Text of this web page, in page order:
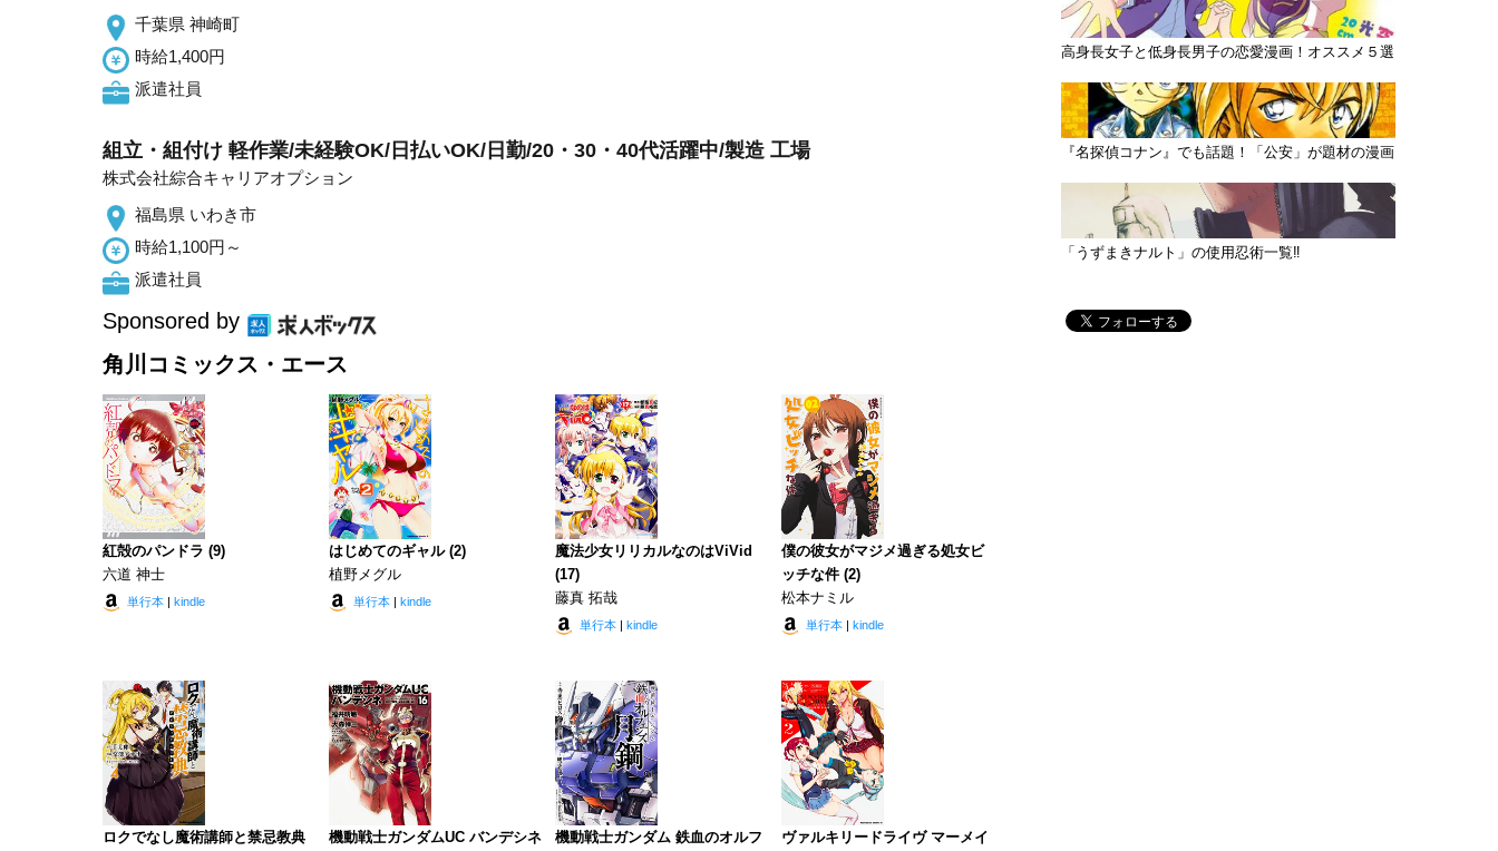
千葉県 神崎町
時給1,400円
派遣社員
組立・組付け 軽作業/未経験OK/日払いOK/日勤/20・30・40代活躍中/製造 工場
株式会社綜合キャリアオプション
福島県 いわき市
時給1,100円～
派遣社員
Sponsored by
角川コミックス・エース
紅殻のパンドラ (9)
六道 神士
単行本 kindle
はじめてのギャル (2)
植野メグル
単行本 kindle
魔法少女リリカルなのはViVid
(17)
藤真 拓哉
単行本 kindle
僕の彼女がマジメ過ぎる処女ビ
ッチな件 (2)
松本ナミル
単行本 kindle
ロクでなし魔術講師と禁忌教典
機動戦士ガンダムUC バンデシネ
機動戦士ガンダム 鉄血のオルフ
ヴァルキリードライヴ マーメイ
高身長女子と低身長男子の恋愛漫画！オススメ５選
『名探偵コナン』でも話題！「公安」が題材の漫画
「うずまきナルト」の使用忍術一覧‼